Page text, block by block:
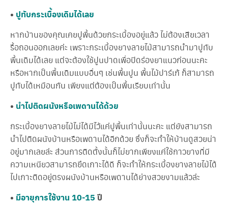
• ปูทับกระเบื้องเดิมได้เลย
หากบ้านของคุณเคยปูพื้นด้วยกระเบื้องอยู่แล้ว ไม่ต้องเสียเวลา
รื้อถอนออกเลยค่ะ เพราะกระเบื้องยางลายไม้สามารถนำมาปูทับ
พื้นเดิมได้เลย แต่จะต้องใช้ปูนปาดเพื่อปิดร่องยาแนวก่อนนะคะ
หรือหากเป็นพื้นเดิมแบบอื่นๆ เช่นพื้นปูน พื้นไม้ปาร์เก้ ก็สามารถ
ปูทับได้เหมือนกัน เพียงแต่ต้องเป็นพื้นเรียบเท่านั้น
• นำไปติดผนังหรือเพดานได้ด้วย
กระเบื้องยางลายไม้ไม่ได้มีไว้แค่ปูพื้นเท่านั้นนะคะ แต่ยังสามารถ
นำไปติดผนังบ้านหรือเพดานได้อีกด้วย ซึ่งก็จะทำให้บ้านดูสวยน่า
อยู่มากเลยล่ะ ส่วนการติดตั้งนั้นก็ไม่ยากเพียงแค่ใช้กาวยางที่มี
ความเหนียวสามารถยึดเกาะได้ดี ก็จะทำให้กระเบื้องยางลายไม้ได้
ไปเกาะติดอยู่ตรงผนังบ้านหรือเพดานได้ย่างสวยงามแล้วล่ะ
• มีอายุการใช้งาน 10-15 ปี